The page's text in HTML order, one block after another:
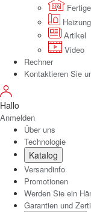
Artikel
Video
Rechner
Kontaktieren Sie
Hallo
Anmelden
Über uns
Technologie
Katalog
Versandinfo
Promotionen
Werden Sie ein
Garantien und